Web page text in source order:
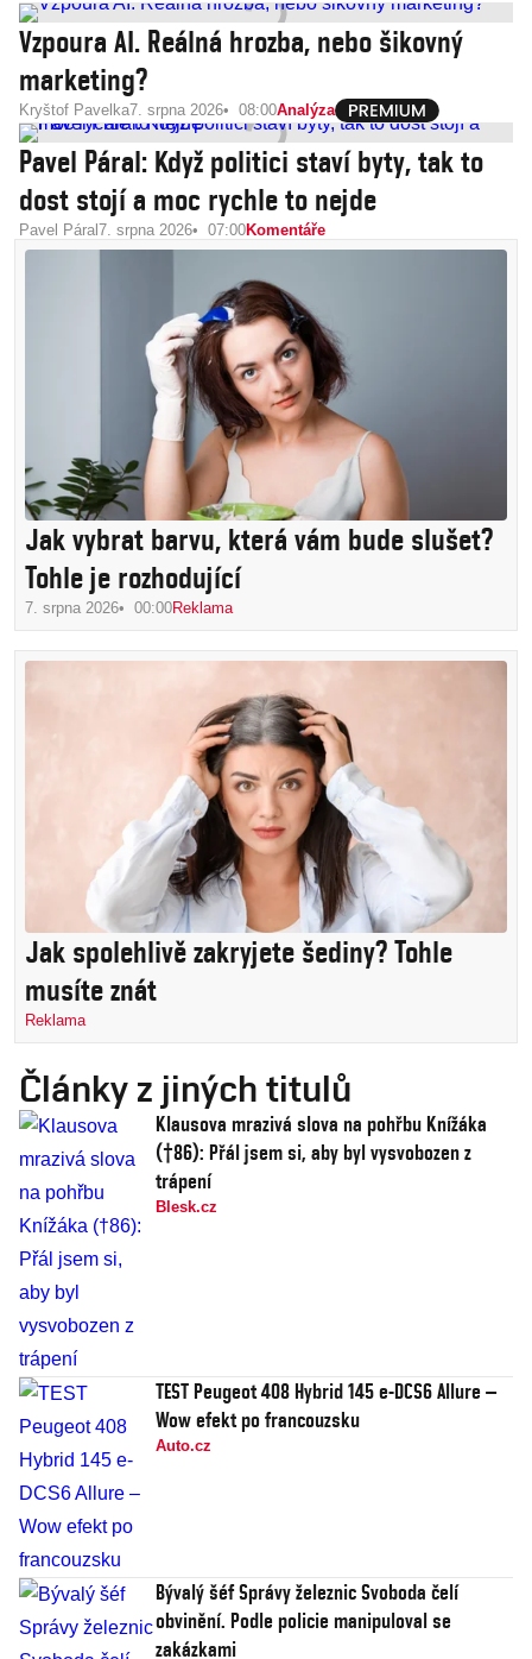
Vzpoura AI. Reálná hrozba, nebo šikovný
marketing?
Kryštof Pavelka7. srpna 2026 08:00Analýza
Pavel Páral: Když politici staví byty, tak to
dost stojí a moc rychle to nejde
Pavel Páral 7. srpna 2026 07:00Komentáře
Jak vybrat barvu, která vám bude slušet?
Tohle je rozhodující
7. srpna 2026 00:00Reklama
Jak spolehlivě zakryjete šediny? Tohle
musíte znát
Reklama
Články z jiných titulů
Klausova mrazivá slova na pohřbu Knížáka
(†86): Přál jsem si, aby byl vysvobozen z
trápení
Blesk.cz
TEST Peugeot 408 Hybrid 145 e-DCS6 Allure –
Wow efekt po francouzsku
Auto.cz
Bývalý šéf Správy železnic Svoboda čelí
obvinění. Podle policie manipuloval se
zakázkami